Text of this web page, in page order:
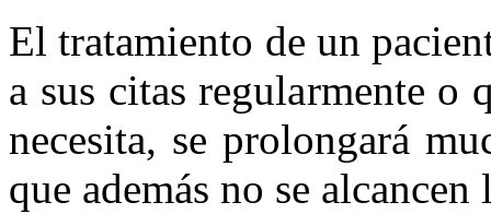
El tratamiento de un
a sus citas regularmente o
necesita, se prolongará
que además no se